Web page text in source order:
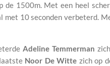
de 1500m. Met een heel
met 10 seconden verbeterd.
Adeline Temmerman
Noor De Witte zich op